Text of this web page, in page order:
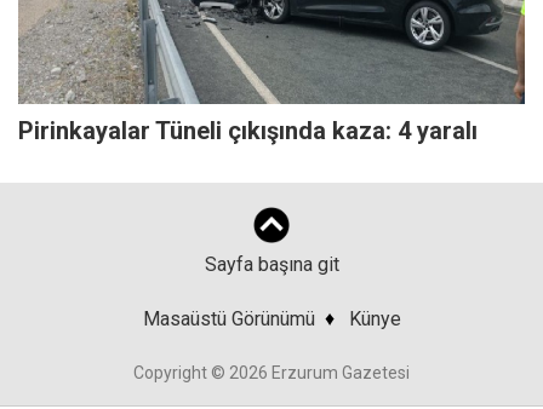
Pirinkayalar Tüneli çıkışında kaza: 4 yaralı
Sayfa başına git
Masaüstü Görünümü ♦ Künye
Copyright © 2026 Erzurum Gazetesi